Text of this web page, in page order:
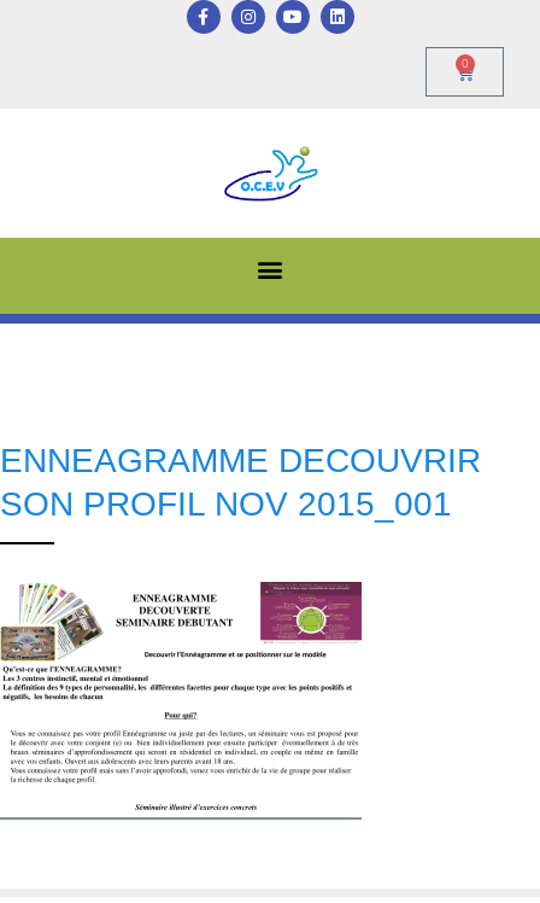
0
ENNEAGRAMME DECOUVRIR
SON PROFIL NOV 2015_001